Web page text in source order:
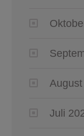
Juli